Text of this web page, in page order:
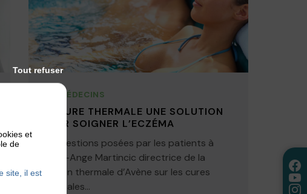
LES MÉDECINS
LA CURE THERMALE UNE SOLUTION
POUR SOIGNER L’ECZÉMA
4 questions posées par les patients à
Marie-Ange Martincic directrice de la
station thermale d’Avène sur les cures
thermales...
et
de
site, il est
Tout refuser